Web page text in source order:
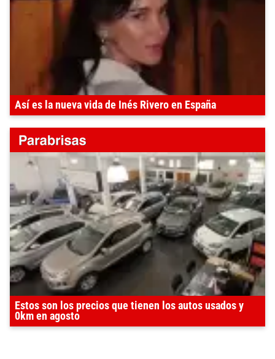
Así es la nueva vida de Inés Rivero en España
Estos son los precios que tienen los autos usados y
0km en agosto